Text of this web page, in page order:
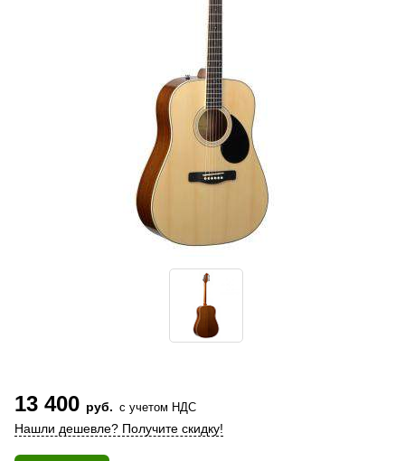
13 400 руб. с учетом НДС
Нашли дешевле? Получите скидку!